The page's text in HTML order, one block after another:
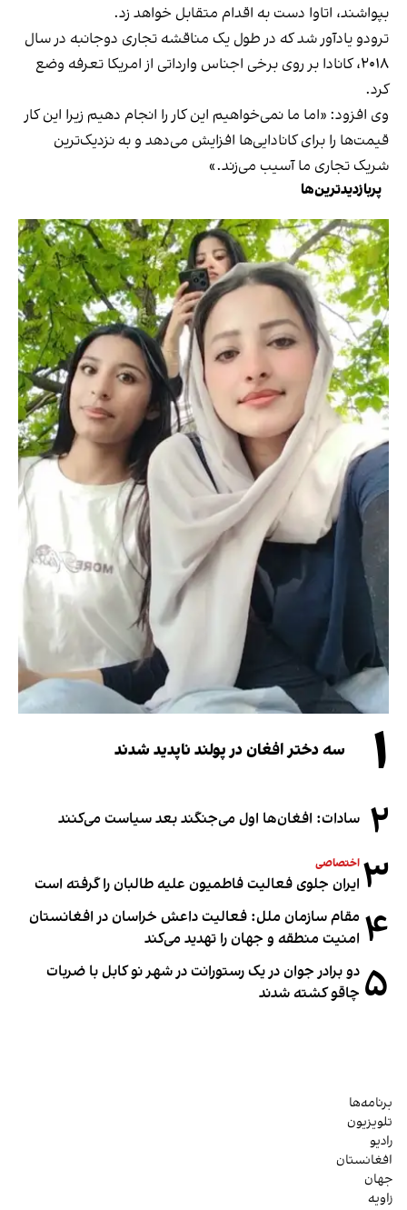
بپواشند، اتاوا دست به اقدام متقابل خواهد زد.
ترودو یادآور شد که در طول یک مناقشه تجاری دوجانبه در سال
۲۰۱۸، کانادا بر روی برخی اجناس وارداتی از امریکا تعرفه وضع
کرد.
وی افزود: «اما ما نمی‌خواهیم این کار را انجام دهیم زیرا این کار
قیمت‌ها را برای کانادایی‌ها افزایش می‌دهد و به نزدیک‌ترین
شریک تجاری ما آسیب می‌زند.»
پربازدیدترین‌ها
۱ سه دختر افغان در پولند ناپدید شدند
۲ سادات: افغان‌ها اول می‌جنگند بعد سیاست می‌کنند
۳ اختصاصی
ایران جلوی فعالیت فاطمیون علیه طالبان را گرفته است
۴ مقام سازمان ملل: فعالیت داعش خراسان در افغانستان
امنیت منطقه و جهان را تهدید می‌کند
۵ دو برادر جوان در یک رستورانت در شهر نو کابل با ضربات
چاقو کشته شدند
برنامه‌ها
تلویزیون
رادیو
افغانستان
جهان
زاویه